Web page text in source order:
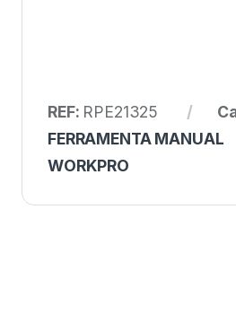
REF: RPE21325
FERRAMENTA MANUAL
WORKPRO